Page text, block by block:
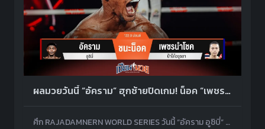
ผลมวยวันนี้ “อัคราม” ฮุกซ้ายปิดเกม! น็อค “เพชรนำโชค” ยก 1
ศึก RAJADAMNERN WORLD SERIES วันนี้ “อัคราม อูซิบี่” ถล่มหมัดก่อนฮุกซ้ายเข้าหน้าปิดเกมน็อค “เพชรนำโชค ป๋าโด๋อยุธยา” ยก 1